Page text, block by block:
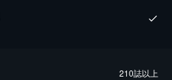
210誌以上